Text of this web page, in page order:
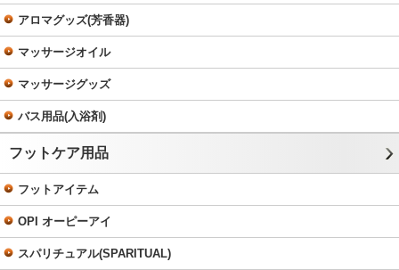
アロマグッズ(芳香器)
マッサージオイル
マッサージグッズ
バス用品(入浴剤)
フットケア用品
フットアイテム
OPI オーピーアイ
スパリチュアル(SPARITUAL)